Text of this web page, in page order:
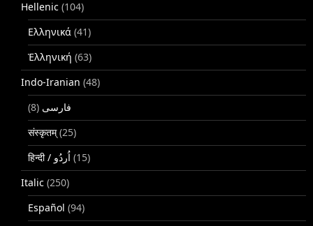
Hellenic (104)
Ελληνικά (41)
Ἑλληνική (63)
Indo-Iranian (48)
فارسی (8)
संस्कृतम्(25)
(15)
Italic (250)
Español (94)